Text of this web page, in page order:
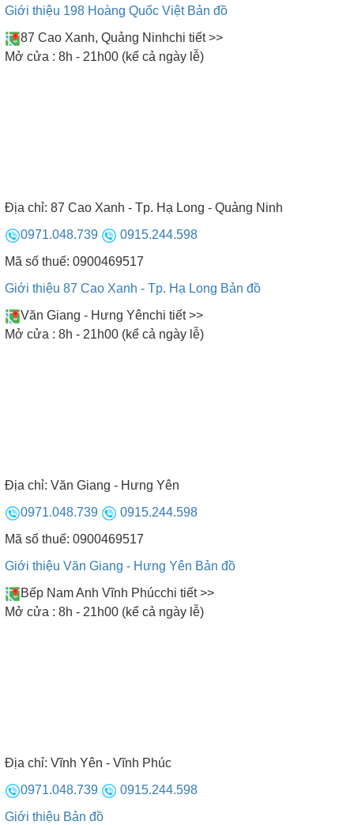
Theo như tên gọi, bếp từ Nhật là dòng bếp từ có
xuất xứ từ Nhật Bản. Toàn bộ linh kiện đều được
sản xuất tại Nhật. Sản phẩm bao gồm hai loại: Bếp
Nhật nội địa là loại bếp đã qua sử dụng, có 3 vùng
phẩm, xem thêm
Giới thiệu 198 Hoàng Quốc Việt Bản đồ
87 Cao Xanh, Quảng Ninhchi tiết >>
Mở cửa : 8h - 21h00 (kể cả ngày lễ)
Địa chỉ: 87 Cao Xanh - Tp. Hạ Long - Quảng Ninh
0971.048.739
0915.244.598
Mã số thuế: 0900469517
Giới thiệu 87 Cao Xanh - Tp. Hạ Long Bản đồ
Văn Giang - Hưng Yênchi tiết >>
Mở cửa : 8h - 21h00 (kể cả ngày lễ)
Địa chỉ: Văn Giang - Hưng Yên
0971.048.739
0915.244.598
Mã số thuế: 0900469517
Giới thiệu Văn Giang - Hưng Yên Bản đồ
Bếp Nam Anh Vĩnh Phúcchi tiết >>
Mở cửa : 8h - 21h00 (kể cả ngày lễ)
Địa chỉ: Vĩnh Yên - Vĩnh Phúc
0971.048.739
0915.244.598
Giới thiệu Bản đồ